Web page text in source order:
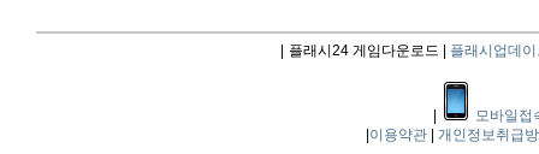
플래시24 게임다운로드 | 플래시업데이
모바일접
이용약관
개인정보취급